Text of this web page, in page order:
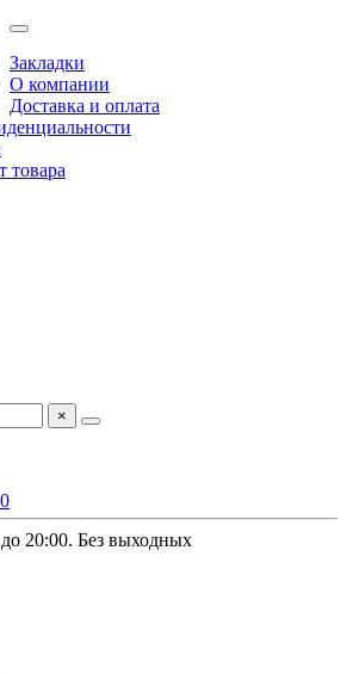
Закладки
О компании
Доставка и оплата
товара
×
20:00. Без выходных